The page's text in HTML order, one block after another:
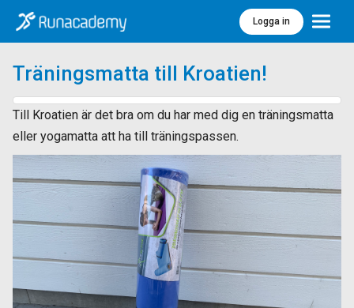
Logga in Meny
Träningsmatta till Kroatien!
Till Kroatien är det bra om du har med dig en träningsmatta
eller yogamatta att ha till träningspassen.